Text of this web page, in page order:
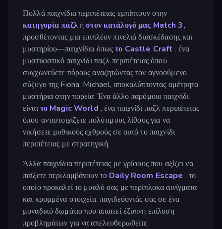
Πολλά παιχνίδια περιπέτειας εμπίπτουν στην
κατηγορία παζλήστον κατάλογό μας Match 3,
προσθέτοντας μια επιπλέον πινελιά διασκέδασης και
μυστηρίου—παιχνίδια όπωςτο Castle Craft , ένα
μυστικιστικό παιχνίδι παζλ περιπέτειας όπου
συγχωνεύετε πόρους αναζητώντας τον αγνοούμενο
σύζυγο της Fiona, Michael, αποκαλύπτοντας αμέτρητα
μυστήρια στην πορεία. Ένα άλλο παρόμοιο παιχνίδι
είναιτο Magic World , ένα παιχνίδι παζλ περιπέτειας
όπου αντιστοιχίζετε πολύτιμους λίθους για να
νικήσετε μυθικούς εχθρούς σε αυτό το παιχνίδι
περιπέτειας με στρατηγική.
Άλλα παιχνίδια περιπέτειας με γρίφους που αξίζει να
παίξετε περιλαμβάνουν το Daily Room Escape , το
οποίο προκαλεί το μυαλό σας με περίπλοκα αινίγματα
και κρυμμένα στοιχεία, παγιδεύοντάς σας σε ένα
μοναδικό δωμάτιο που απαιτεί έξυπνη επίλυση
προβλημάτων για να απελευθερωθείτε.